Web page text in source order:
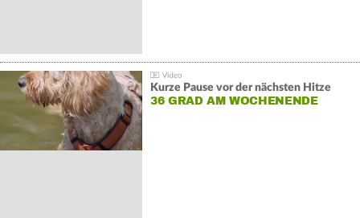
Kurze Pause vor der nächsten Hitze
36 GRAD AM WOCHENENDE